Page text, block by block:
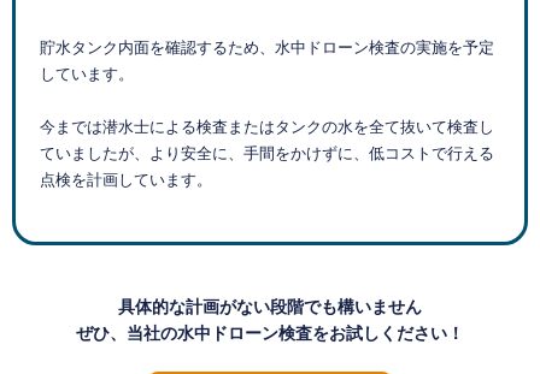
貯水タンク内面を確認するため、水中ドローン検査の実施を予定
しています。
今までは潜水士による検査またはタンクの水を全て抜いて検査し
ていましたが、より安全に、手間をかけずに、低コストで行える
点検を計画しています。
具体的な計画がない段階でも構いません
ぜひ、当社の水中ドローン検査をお試しください！